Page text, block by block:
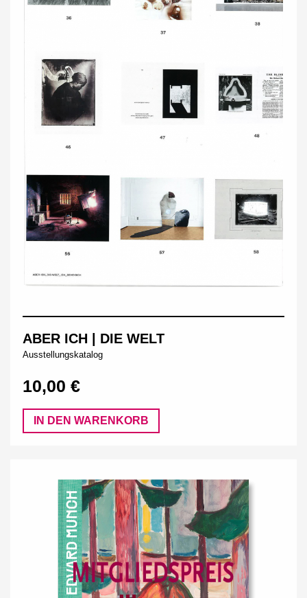
ABER ICH | DIE WELT
Ausstellungskatalog
10,00 €
IN DEN WARENKORB